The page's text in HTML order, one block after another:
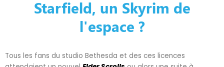
Starfield, un Skyrim de
l'espace ?
Tous les fans du studio Bethesda et des ces licences